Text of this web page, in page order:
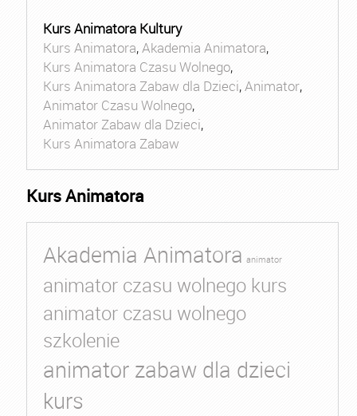
Kurs Animatora Kultury
Kurs Animatora,Akademia Animatora,
Kurs Animatora Czasu Wolnego,
Kurs Animatora Zabaw dla Dzieci,Animator,
Animator Czasu Wolnego,
Animator Zabaw dla Dzieci,
Kurs Animatora Zabaw
Kurs Animatora
Akademia Animatora animator
animator czasu wolnego kurs
animator czasu wolnego
szkolenie
animator zabaw dla dzieci
kurs